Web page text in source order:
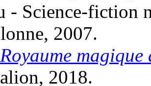
- Science-fiction
2007.
2018.